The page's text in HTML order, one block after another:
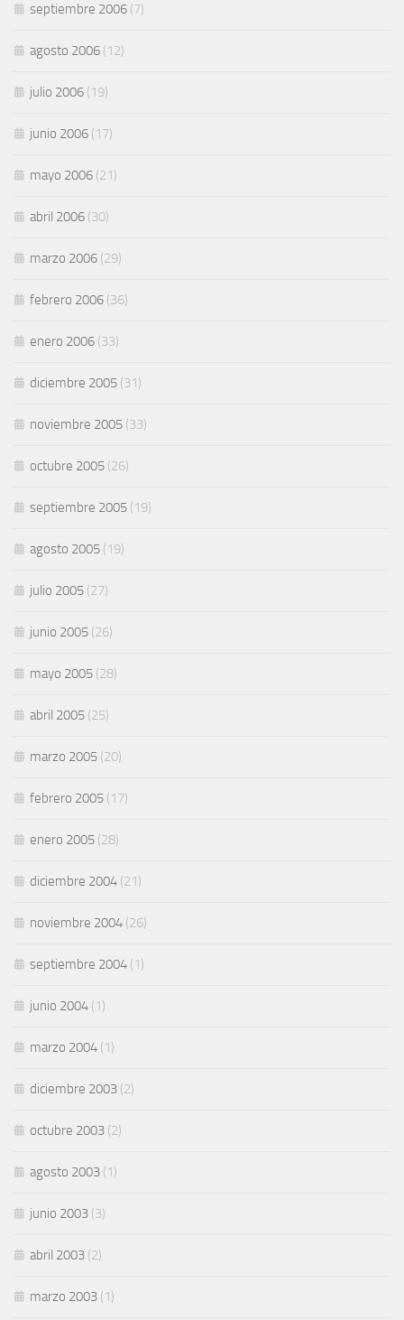
septiembre 2006 (7)
agosto 2006 (12)
julio 2006 (19)
junio 2006 (17)
mayo 2006 (21)
abril 2006 (30)
marzo 2006 (29)
febrero 2006 (36)
enero 2006 (33)
diciembre 2005 (31)
noviembre 2005 (33)
octubre 2005 (26)
septiembre 2005 (19)
agosto 2005 (19)
julio 2005 (27)
junio 2005 (26)
mayo 2005 (28)
abril 2005 (25)
marzo 2005 (20)
febrero 2005 (17)
enero 2005 (28)
diciembre 2004 (21)
noviembre 2004 (26)
septiembre 2004 (1)
junio 2004 (1)
marzo 2004 (1)
diciembre 2003 (2)
octubre 2003 (2)
agosto 2003 (1)
junio 2003 (3)
abril 2003 (2)
marzo 2003 (1)